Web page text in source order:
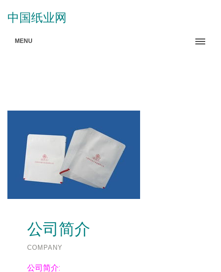
中国纸业网
MENU
公司简介
COMPANY
公司简介: